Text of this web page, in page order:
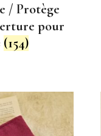
/ Protège
pour
(154)